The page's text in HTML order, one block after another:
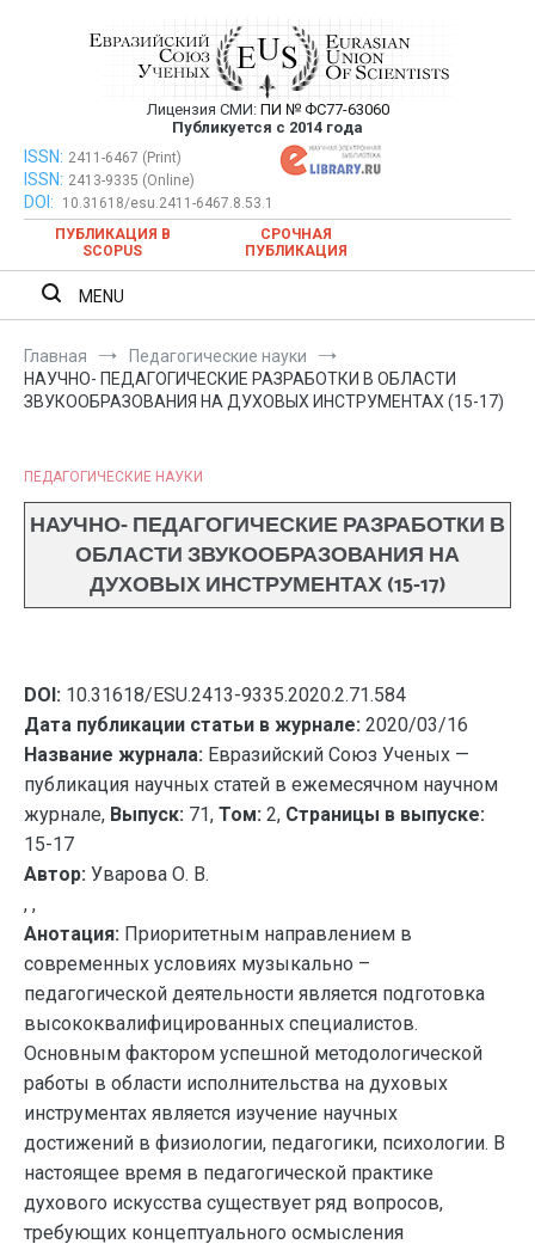
Евразийский Союз Ученых —
публикация научных статей в
ежемесячном научном журнале
Лицензия СМИ: ПИ № ФС77-63060
Публикуется с 2014 года
Евразийский Союз Ученых — публикация научных статей в
ежемесячном научном журнале
ISSN: 2411-6467 (Print)
ISSN: 2413-9335 (Online)
DOI:
10.31618/esu.2411-6467.8.53.1
ПУБЛИКАЦИЯ В
SCOPUS
СРОЧНАЯ
ПУБЛИКАЦИЯ
MENU
Главная
Педагогические науки
НАУЧНО- ПЕДАГОГИЧЕСКИЕ РАЗРАБОТКИ В ОБЛАСТИ
ЗВУКООБРАЗОВАНИЯ НА ДУХОВЫХ ИНСТРУМЕНТАХ (15-17)
ПЕДАГОГИЧЕСКИЕ НАУКИ
НАУЧНО- ПЕДАГОГИЧЕСКИЕ РАЗРАБОТКИ В
ОБЛАСТИ ЗВУКООБРАЗОВАНИЯ НА
ДУХОВЫХ ИНСТРУМЕНТАХ (15-17)
DOI: 10.31618/ESU.2413-9335.2020.2.71.584
Дата публикации статьи в журнале: 2020/03/16
Название журнала: Евразийский Союз Ученых —
публикация научных статей в ежемесячном научном
журнале, Выпуск: 71, Том: 2, Страницы в выпуске:
15-17
Автор: Уварова О. В.
, ,
Анотация: Приоритетным направлением в
современных условиях музыкально –
педагогической деятельности является подготовка
высококвалифицированных специалистов.
Основным фактором успешной методологической
работы в области исполнительства на духовых
инструментах является изучение научных
достижений в физиологии, педагогики, психологии. В
настоящее время в педагогической практике
духового искусства существует ряд вопросов,
требующих концептуального осмысления